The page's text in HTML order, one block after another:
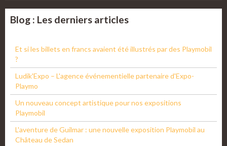
Blog : Les derniers articles
Et si les billets en francs avaient été illustrés par des Playmobil
?
Ludik'Expo – L'agence événementielle partenaire d'Expo-
Playmo
Un nouveau concept artistique pour nos expositions
Playmobil
L'aventure de Guilmar : une nouvelle exposition Playmobil au
Château de Sedan